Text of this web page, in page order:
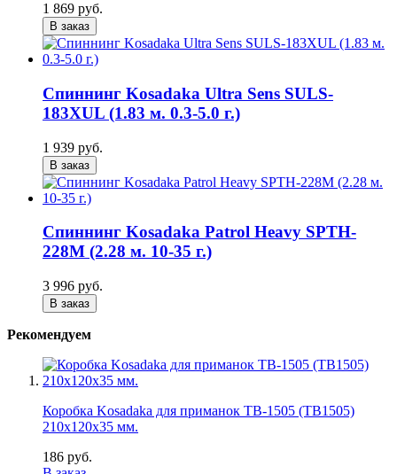
1 869 руб.
В заказ
Спиннинг Kosadaka Ultra Sens SULS-
183XUL (1.83 м. 0.3-5.0 г.)
1 939 руб.
В заказ
Спиннинг Kosadaka Patrol Heavy SPTH-
228M (2.28 м. 10-35 г.)
3 996 руб.
В заказ
Рекомендуем
Коробка Kosadaka для приманок TB-1505 (TB1505)
210х120х35 мм.
186 руб.